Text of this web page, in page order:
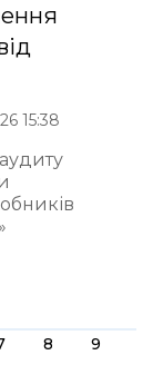
15:38
8
9